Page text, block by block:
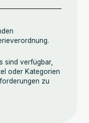
sind verfügbar,
oder Kategorien
zu